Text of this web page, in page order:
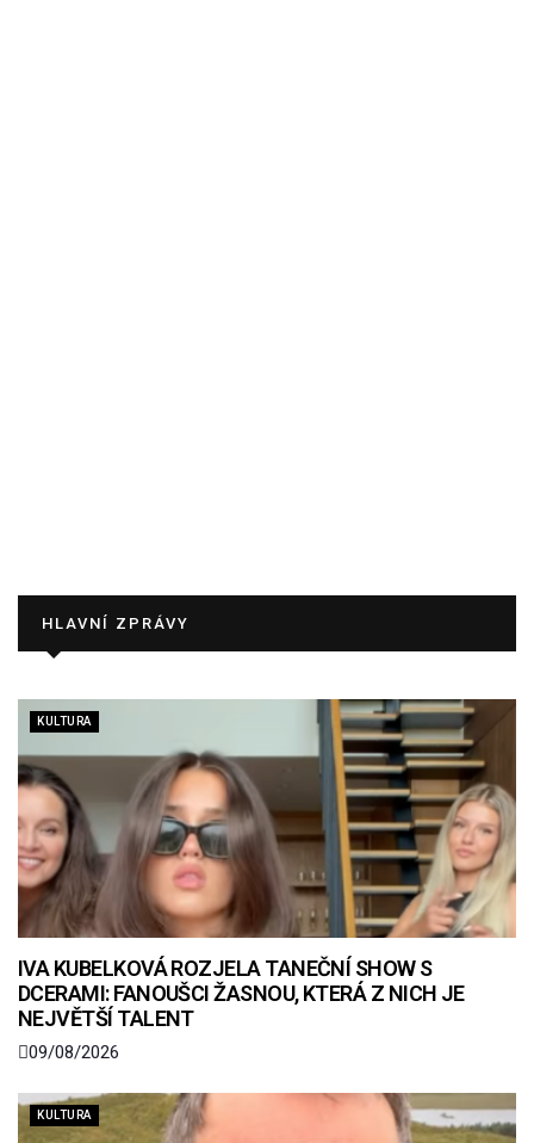
HLAVNÍ ZPRÁVY
KULTURA
IVA KUBELKOVÁ ROZJELA TANEČNÍ SHOW S
DCERAMI: FANOUŠCI ŽASNOU, KTERÁ Z NICH JE
NEJVĚTŠÍ TALENT
09/08/2026
KULTURA